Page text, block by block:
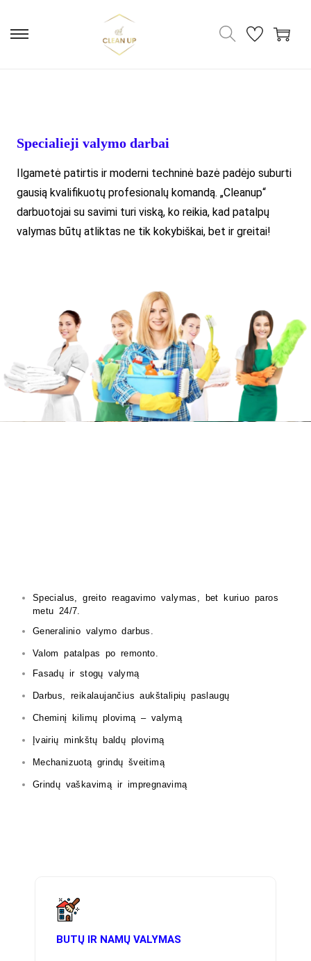
Specialieji valymo darbai
Ilgametė patirtis ir moderni techninė bazė padėjo suburti
gausią kvalifikuotų profesionalų komandą. „Cleanup“
darbuotojai su savimi turi viską, ko reikia, kad patalpų
valymas būtų atliktas ne tik kokybiškai, bet ir greitai!
Specialus, greito reagavimo valymas, bet kuriuo paros
metu 24/7.
Generalinio valymo darbus.
Valom patalpas po remonto.
Fasadų ir stogų valymą
Darbus, reikalaujančius aukštalipių paslaugų
Cheminį kilimų plovimą – valymą
Įvairių minkštų baldų plovimą
Mechanizuotą grindų šveitimą
Grindų vaškavimą ir impregnavimą
BUTŲ IR NAMŲ VALYMAS